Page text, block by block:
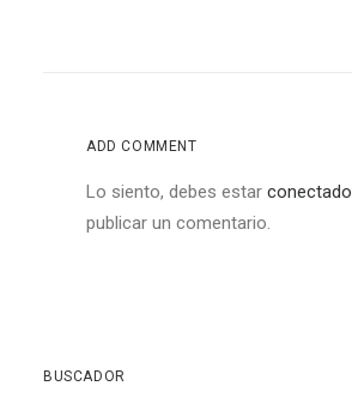
ADD COMMENT
Lo siento, debes estar conectado
publicar un comentario.
BUSCADOR